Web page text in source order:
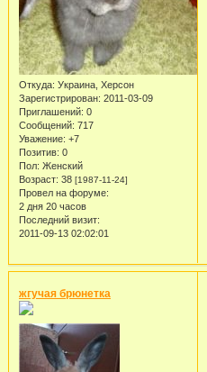
Откуда: Украина, Херсон
Зарегистрирован: 2011-03-09
Приглашений: 0
Сообщений: 717
Уважение: +7
Позитив: 0
Пол: Женский
Возраст: 38 [1987-11-24]
Провел на форуме:
2 дня 20 часов
Последний визит:
2011-09-13 02:02:01
жгучая брюнетка